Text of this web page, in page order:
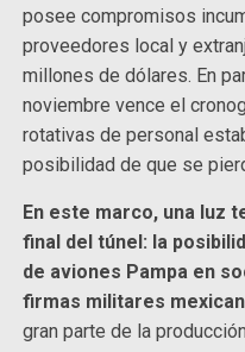
posee compromisos
proveedores local y
millones de dólares. En
noviembre vence el
rotativas de personal
posibilidad de que se
En este marco, una luz
final del túnel: la
de aviones Pampa en
firmas militares
gran parte de la